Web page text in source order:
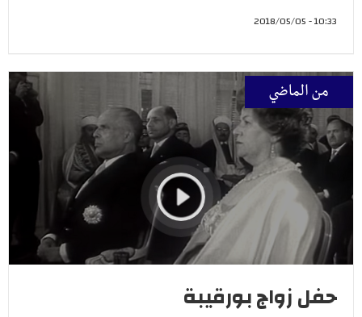
10:33 - 2018/05/05
من الماضي
حفل زواج بورقيبة